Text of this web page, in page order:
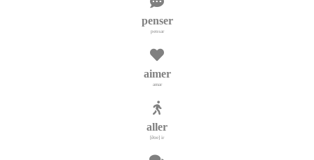
penser
pensar
aimer
amar
aller
[être] ir